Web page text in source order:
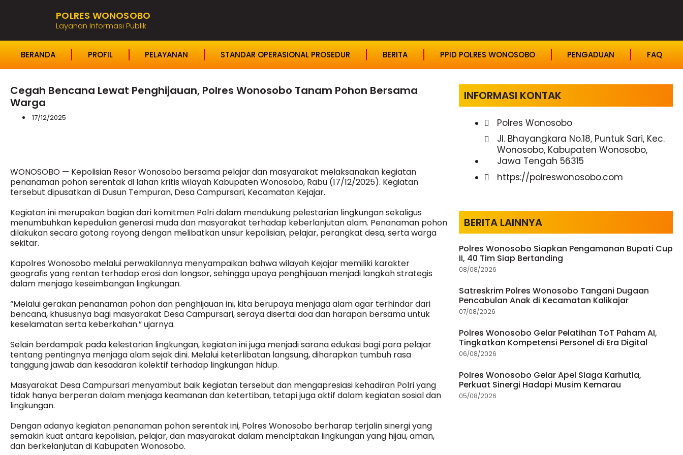
POLRES WONOSOBO
Layanan Informasi Publik
BERANDA PROFIL PELAYANAN STANDAR OPERASIONAL PROSEDUR BERITA PPID POLRES WONOSOBO PENGADUAN FAQ
Cegah Bencana Lewat Penghijauan, Polres Wonosobo Tanam Pohon Bersama
Warga
17/12/2025
WONOSOBO — Kepolisian Resor Wonosobo bersama pelajar dan masyarakat melaksanakan kegiatan
penanaman pohon serentak di lahan kritis wilayah Kabupaten Wonosobo, Rabu (17/12/2025). Kegiatan
tersebut dipusatkan di Dusun Tempuran, Desa Campursari, Kecamatan Kejajar.
Kegiatan ini merupakan bagian dari komitmen Polri dalam mendukung pelestarian lingkungan sekaligus
menumbuhkan kepedulian generasi muda dan masyarakat terhadap keberlanjutan alam. Penanaman pohon
dilakukan secara gotong royong dengan melibatkan unsur kepolisian, pelajar, perangkat desa, serta warga
sekitar.
Kapolres Wonosobo melalui perwakilannya menyampaikan bahwa wilayah Kejajar memiliki karakter
geografis yang rentan terhadap erosi dan longsor, sehingga upaya penghijauan menjadi langkah strategis
dalam menjaga keseimbangan lingkungan.
“Melalui gerakan penanaman pohon dan penghijauan ini, kita berupaya menjaga alam agar terhindar dari
bencana, khususnya bagi masyarakat Desa Campursari, seraya disertai doa dan harapan bersama untuk
keselamatan serta keberkahan.” ujarnya.
Selain berdampak pada kelestarian lingkungan, kegiatan ini juga menjadi sarana edukasi bagi para pelajar
tentang pentingnya menjaga alam sejak dini. Melalui keterlibatan langsung, diharapkan tumbuh rasa
tanggung jawab dan kesadaran kolektif terhadap lingkungan hidup.
Masyarakat Desa Campursari menyambut baik kegiatan tersebut dan mengapresiasi kehadiran Polri yang
tidak hanya berperan dalam menjaga keamanan dan ketertiban, tetapi juga aktif dalam kegiatan sosial dan
lingkungan.
Dengan adanya kegiatan penanaman pohon serentak ini, Polres Wonosobo berharap terjalin sinergi yang
semakin kuat antara kepolisian, pelajar, dan masyarakat dalam menciptakan lingkungan yang hijau, aman,
dan berkelanjutan di Kabupaten Wonosobo.
INFORMASI KONTAK
Polres Wonosobo
Jl. Bhayangkara No.18, Puntuk Sari, Kec.
Wonosobo, Kabupaten Wonosobo,
Jawa Tengah 56315
https://polreswonosobo.com
BERITA LAINNYA
Polres Wonosobo Siapkan Pengamanan Bupati Cup
II, 40 Tim Siap Bertanding
08/08/2026
Satreskrim Polres Wonosobo Tangani Dugaan
Pencabulan Anak di Kecamatan Kalikajar
07/08/2026
Polres Wonosobo Gelar Pelatihan ToT Paham AI,
Tingkatkan Kompetensi Personel di Era Digital
06/08/2026
Polres Wonosobo Gelar Apel Siaga Karhutla,
Perkuat Sinergi Hadapi Musim Kemarau
05/08/2026